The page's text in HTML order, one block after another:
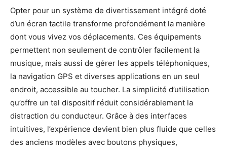
Opter pour un système de divertissement intégré doté
d’un écran tactile transforme profondément la manière
dont vous vivez vos déplacements. Ces équipements
permettent non seulement de contrôler facilement la
musique, mais aussi de gérer les appels téléphoniques,
la navigation GPS et diverses applications en un seul
endroit, accessible au toucher. La simplicité d’utilisation
qu’offre un tel dispositif réduit considérablement la
distraction du conducteur. Grâce à des interfaces
intuitives, l’expérience devient bien plus fluide que celles
des anciens modèles avec boutons physiques,